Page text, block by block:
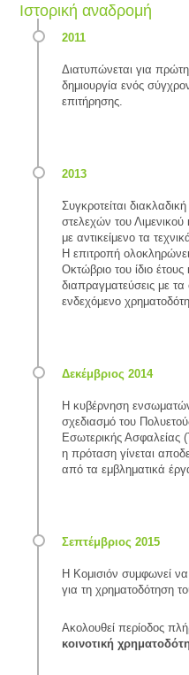
Ιστορική αναδρομή
Διατυπώνεται για
δημιουργία ενός
επιτήρησης.
Συγκροτείται
στελεχών του
με αντικείμενο τα
Η επιτροπή ολοκληρώνει
Οκτώβριο του ίδιο
διαπραγματεύσεις με
ενδεχόμενο
Η κυβέρνηση
σχεδιασμό του
Εσωτερικής
η πρόταση γίνεται
από τα εμβληματικά
Η Κομισιόν συμφωνεί
για τη χρηματοδότηση
Ακολουθεί περίοδος
κοινοτική